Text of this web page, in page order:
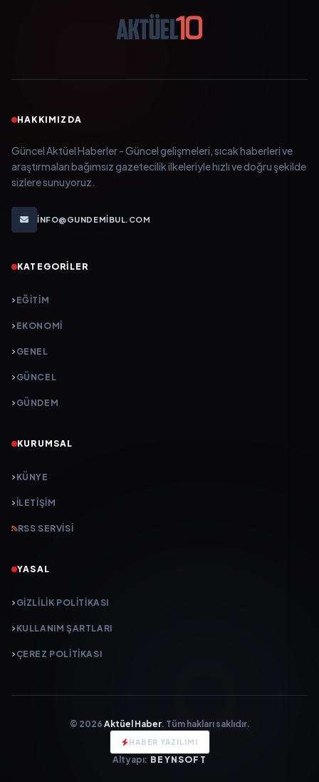
HAKKIMIZDA
Güncel Aktüel Haberler - Güncel gelişmeleri, sıcak haberleri ve
araştırmaları bağımsız gazetecilik ilkeleriyle hızlı ve doğru şekilde
sizlere sunuyoruz.
INFO@GUNDEMIBUL.COM
KATEGORILER
EĞITIM
EKONOMI
GENEL
GÜNCEL
GÜNDEM
KURUMSAL
KÜNYE
İLETIŞIM
RSS SERVISI
YASAL
GIZLILIK POLITIKASI
KULLANIM ŞARTLARI
ÇEREZ POLITIKASI
© 2026 Aktüel Haber. Tüm hakları saklıdır.
HABER YAZILIMI
Altyapı: BEYNSOFT